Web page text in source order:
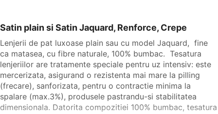
Satin plain si Satin Jaquard, Renforce, Crepe
Lenjerii de pat luxoase plain sau cu model Jaquard, fine
ca matasea, cu fibre naturale, 100% bumbac. Tesatura
lenjeriilor are tratamente speciale pentru uz intensiv: este
mercerizata, asigurand o rezistenta mai mare la pilling
(frecare), sanforizata, pentru o contractie minima la
spalare (max.3%), produsele pastrandu-si stabilitatea
dimensionala. Datorita compozitiei 100% bumbac, tesatura